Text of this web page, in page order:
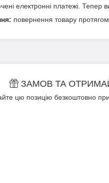
електронні платежі.
повернення товару
ЗАМОВ ТА
цю позицію безкоштовно